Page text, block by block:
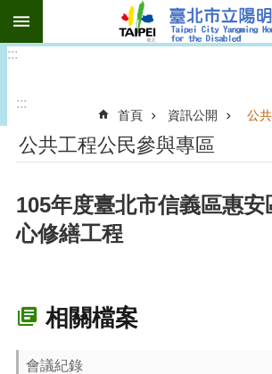
跳到主要內容區塊
:::
:::
首頁 資訊公開 公
公共工程公民參與專區
105年度臺北市信義區惠安
心修繕工程
相關檔案
會議紀錄